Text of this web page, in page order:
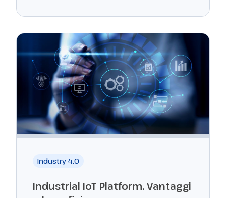
Industry 4.0
Industrial IoT Platform. Vantaggi